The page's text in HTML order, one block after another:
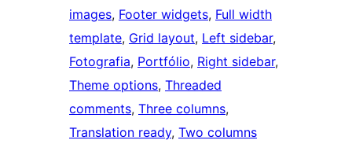
images, Footer widgets, Full width
template, Grid layout, Left sidebar
Fotografia, Portfólio, Right sidebar
Theme options, Threaded
comments, Three columns
Translation ready, Two columns